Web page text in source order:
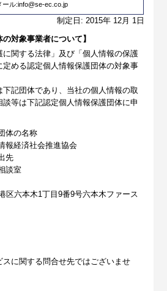
ール:info@se-ec.co.jp
制定日: 2015年 12月 1日
対象事業者について】
に関する法律」及び「個人情報の保護
定める認定個人情報保護団体の対象事
記団体であり、当社の個人情報の取
等は下記認定個人情報保護団体に申
体の名称
報経済社会推進協会
先
談室
区六本木1丁目9番9号六本木ファース
に関する問合せ先ではございませ